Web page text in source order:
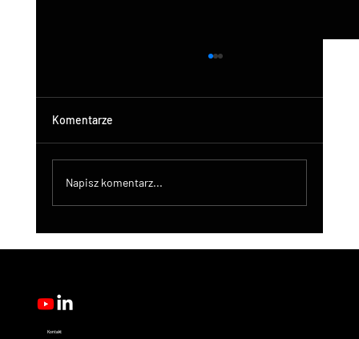
Komentarze
Napisz komentarz...
Kontakt